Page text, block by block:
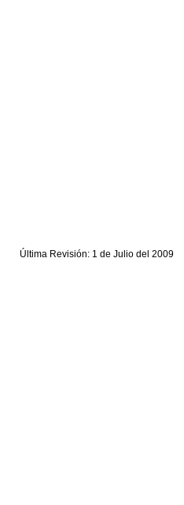
Última Revisión: 1 de Julio del 2009